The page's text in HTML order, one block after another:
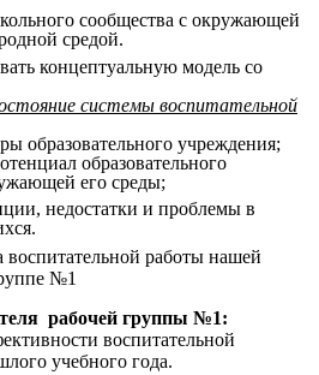
сообщества с окружающей
средой.
концептуальную модель со
системы воспитательной
образовательного учреждения;
образовательного
его среды;
недостатки и проблемы в
воспитательной работы нашей
№1
рабочей группы №1:
воспитательной
учебного года.